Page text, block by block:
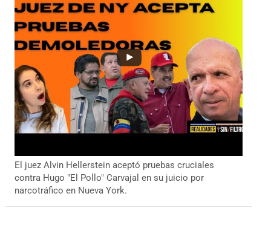
El juez Alvin Hellerstein aceptó pruebas cruciales
contra Hugo "El Pollo" Carvajal en su juicio por
narcotráfico en Nueva York.